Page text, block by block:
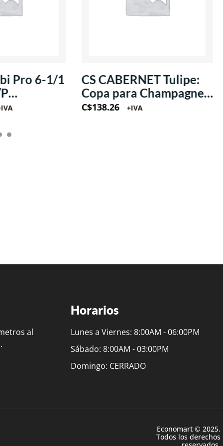
Pro 6-1/1
CS CABERNET Tulipe:
Copa para Champagne
estilo Flauta 8oz
C$138.26 +IVA
al
Horarios
Lunes a Viernes: 8:00AM - 06:00PM
Sábado: 8:00AM - 03:00PM
Domingo: CERRADO
Economart © 2025.
Todos los derechos